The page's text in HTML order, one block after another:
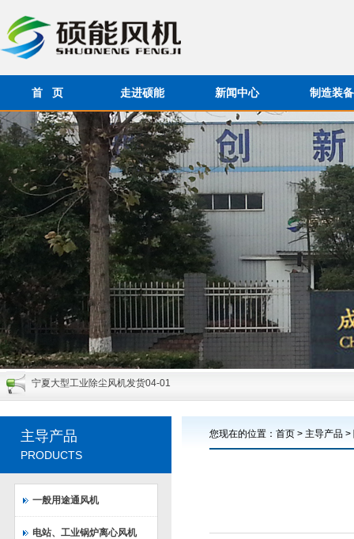
首 页 走进硕能 新闻中心 制造装备
宁夏大型工业除尘风机发货04-01
150t/h循环流化床改造风机顺利完成发货 04-20
人造板大型主引风机现场修复及动平衡顺利通过验收，用户十分满意
锅炉用高效低噪风机准备发货
一批超微粉碎系统专用高效风机通过用户验收11-16
主导产品
PRODUCTS
一般用途通风机
电站、工业锅炉离心风机
您现在的位置： 首页 > 主导产品 >